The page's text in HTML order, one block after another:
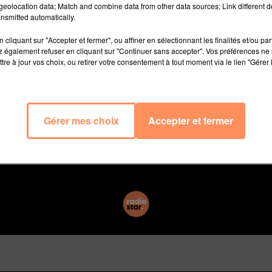
Deux champions du monde ont intégré la
à l'Arkéa de Bordeaux du 24 au 28 janvier:
par le génie français de 20 ans suite à la
de la bande". Deux des personnalités
du monde décroché l'été dernier en Russie.
Français pourront apercevoir Mbappé et
2019 sera rythmée par une nouvelle
d'entendre les deux champions du monde pousser
data; Match and combine data from other data sources; Link different
automatically.
cliquant sur "Accepter et fermer", ou affiner en sélectionnant les finalités et/ou
également refuser en cliquant sur "Continuer sans accepter". Vos préférences
à jour vos choix, ou retirer votre consentement à tout moment via le lien
Gérer mes choix Accepter et fermer